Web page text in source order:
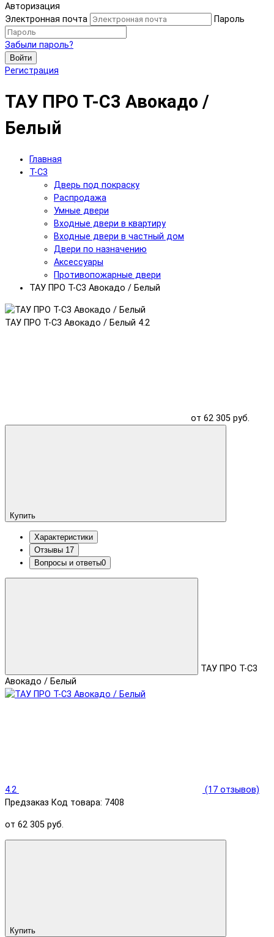
Авторизация
Электронная почта
Пароль
Забыли пароль?
Войти
Регистрация
ТАУ ПРО T-С3 Авокадо /
Белый
Главная
T-C3
Дверь под покраску
Распродажа
Умные двери
Входные двери в квартиру
Входные двери в частный дом
Двери по назначению
Аксессуары
Противопожарные двери
ТАУ ПРО T-С3 Авокадо / Белый
ТАУ ПРО T-С3 Авокадо / Белый 4.2
от 62 305 руб.
Купить
Характеристики
Отзывы 17
Вопросы и ответы0
ТАУ ПРО T-С3
Авокадо / Белый
4.2
(17 отзывов)
Предзаказ Код товара: 7408
от 62 305 руб.
Купить